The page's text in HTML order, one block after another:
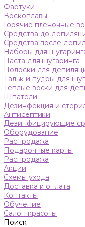
Фартуки
Воскоплавы
Горячие пленочные
Средства до
Средства после
Наборы для
Паста для шугаринга
Полоски для
Тальк и пудры для
Теплые воски для
Шпатели
Дезинфекция и
Антисептики
Дезинфицирующие
Оборудование
Распродажа
Подарочные карты
Распродажа
Акции
Схемы ухода
Доставка и оплата
Контакты
Обучение
Салон красоты
Поиск